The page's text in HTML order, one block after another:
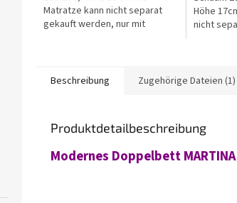
Matratze kann nicht separat
gekauft werden, nur mit
Höhe
nicht
Beschreibung Zugehörige Dateien (1)
Produktdetailbeschreibung
Modernes Doppelbett